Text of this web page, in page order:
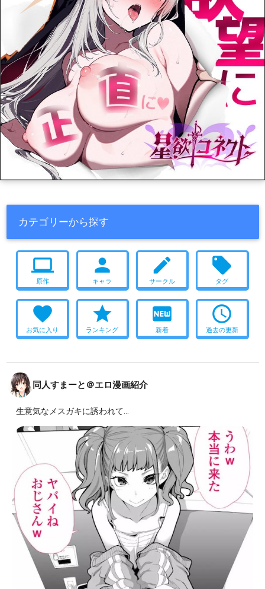
カテゴリーから探す
computer
原作
person
キャラ
create
サークル
local_offer
タグ
favorite
お気に入り
star
ランキング
fiber_new
新着
access_time
過去の更新
同人すまーと＠エロ漫画紹介
生意気なメスガキに誘われて…